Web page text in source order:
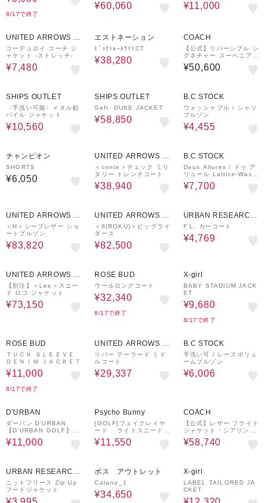
8/17で終了
¥60,060 ¥11,000
UNITED ARROWS O
UTLET
コーデュロイ コーチ ジ
ャケット -ストレッチ-
¥7,480
エストネーション
ﾋﾞｯｸｼｮｰﾙﾗｲﾄCT
¥38,280
COACH
【公式】リバーシブル シ
グネチャー スーベニア
ヴァーシティ ジャケット
¥50,600
SHIPS OUTLET
〈手洗い可能〉メタル釦
パイル ジャケット
¥10,560
SHIPS OUTLET
Sefr: DUKE JACKET
¥58,850
B.C STOCK
ウォッシャブル / シャツ
ブルゾン
¥4,455
チャンピオン
SHORTS
¥6,050
UNITED ARROWS O
UTLET
＜conte＞チェック ミリ
タリー トレンチコート
¥38,940
B.C STOCK
Deux Allures / ドゥ ア
リュール Lattice-Wave
トラッカージャケット
¥7,700
UNITED ARROWS O
UTLET
＜H＞シープレザー ショ
ートブルゾン
¥83,820
UNITED ARROWS O
UTLET
＜6(ROKU)＞ビッグライ
ダース
¥82,500
URBAN RESEARCH
ware house
F.L. カーコート
¥4,769
UNITED ARROWS O
UTLET
【別注】＜Lee＞スエー
ド ロコ ジャケット
¥73,150
ROSE BUD
ウールロングコート
¥32,340
8/17で終了
X-girl
BABY STADIUM JACK
ET
¥9,680
8/17で終了
ROSE BUD
ＴＵＣＫ ＳＬＥＥＶＥ
ＤＥＮＩＭ ＪＡＣＫＥＴ
¥11,000
8/17で終了
UNITED ARROWS O
UTLET
リバー テーラード ミド
ルコート
¥29,337
B.C STOCK
手洗い可 / レースボリュ
ームブルゾン
¥6,006
D'URBAN
ダーバン D'URBAN
【D'URBAN GOLF】リ
ップストップ ストレート
パンツ
¥11,000
Psycho Bunny
[GOLF]フェイクレイヤ
ード ライトスニードジ
ャック
¥11,550
COACH
【公式】レザー フライト
ジャケット・シアリング
カラー
¥58,740
URBAN RESEARCH
ware house
ニットフリース Zip Up
フードジャケット
ボス アウトレット
Calano_1
¥34,650
X-girl
LABEL TAILORED JA
CKET